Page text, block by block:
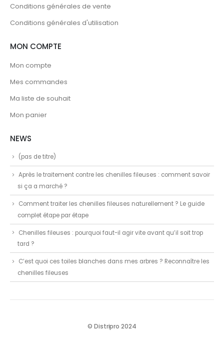
Conditions générales de vente
Conditions générales d'utilisation
MON COMPTE
Mon compte
Mes commandes
Ma liste de souhait
Mon panier
NEWS
(pas de titre)
Après le traitement contre les chenilles fileuses : comment savoir
si ça a marché ?
Comment traiter les chenilles fileuses naturellement ? Le guide
complet étape par étape
Chenilles fileuses : pourquoi faut-il agir vite avant qu’il soit trop
tard ?
C’est quoi ces toiles blanches dans mes arbres ? Reconnaître les
chenilles fileuses
© Distripro 2024